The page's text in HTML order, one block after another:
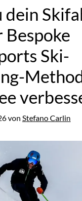
dein
Ski-
von Stefano Carlin